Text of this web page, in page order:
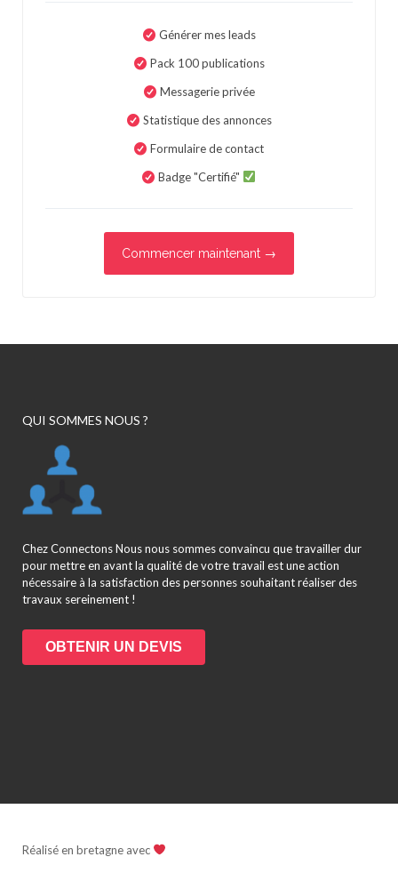
Générer mes leads
Pack 100 publications
Messagerie privée
Statistique des annonces
Formulaire de contact
Badge "Certifié"
Commencer maintenant →
QUI SOMMES NOUS ?
Chez Connectons Nous nous sommes convaincu que travailler dur
pour mettre en avant la qualité de votre travail est une action
nécessaire à la satisfaction des personnes souhaitant réaliser des
travaux sereinement !
OBTENIR UN DEVIS
Réalisé en bretagne avec